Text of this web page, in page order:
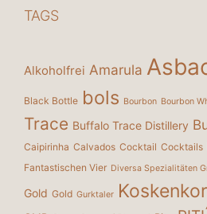
TAGS
Alkoholfrei Amarula
Black Bottle bols Bourbon Bourbon
Trace Buffalo Trace Distillery
Caipirinha Calvados Cocktail Cocktails
Fantastischen Vier Diversa Spezialitäten
Gold Gold Gurktaler